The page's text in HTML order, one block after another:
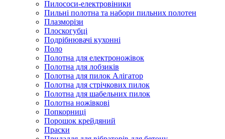
Пилососи-електровіники
Пильні полотна та набори пильних полотен
Плазморізи
Плоскогубці
Подрібнювачі кухонні
Поло
Полотна для електроножівок
Полотна для лобзиків
Полотна для пилок Алігатор
Полотна для стрічкових пилок
Полотна для шабельних пилок
Полотна ножівкові
Попкорниці
Порошок крейдяний
Праски